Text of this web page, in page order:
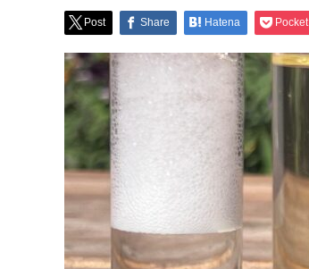
Post Share Hatena Pocket